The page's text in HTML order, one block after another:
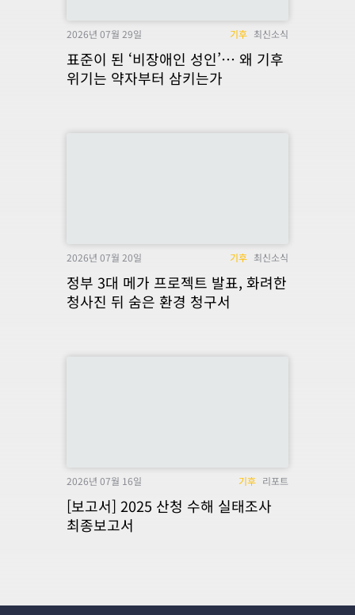
2026년 07월 29일 기후 최신소식
표준이 된 ‘비장애인 성인’… 왜 기후
위기는 약자부터 삼키는가
2026년 07월 20일 기후 최신소식
정부 3대 메가 프로젝트 발표, 화려한
청사진 뒤 숨은 환경 청구서
2026년 07월 16일 기후 리포트
[보고서] 2025 산청 수해 실태조사
최종보고서